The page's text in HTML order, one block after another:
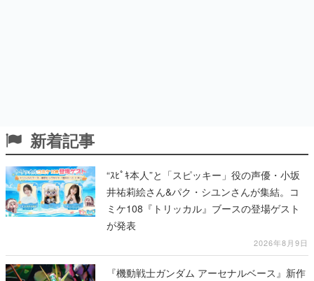
新着記事
“ｽﾋﾟｷ本人”と「スピッキー」役の声優・小坂
井祐莉絵さん&パク・シユンさんが集結。コ
ミケ108『トリッカル』ブースの登場ゲスト
が発表
2026年8月9日
『機動戦士ガンダム アーセナルベース』新作